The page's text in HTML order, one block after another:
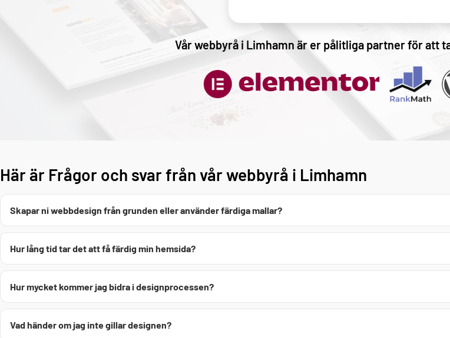
Vår webbyrå i Limhamn är er pålitliga partner för att
Här är Frågor och svar från vår webbyrå i Limhamn
Skapar ni webbdesign från grunden eller använder färdiga mallar?
Hur lång tid tar det att få färdig min hemsida?
Hur mycket kommer jag bidra i designprocessen?
Vad händer om jag inte gillar designen?